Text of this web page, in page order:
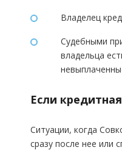
Владелец
Судебными
владельца
Если
Ситуации, когда
сразу после нее или